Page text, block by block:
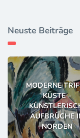
Neuste Beiträge
MODERNE
KÜSTE –
AUFBRÜCHE
NORDEN